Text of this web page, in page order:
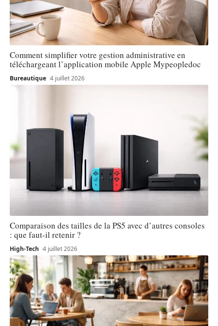
Comment simplifier votre gestion administrative en
téléchargeant l’application mobile Apple Mypeopledoc
Bureautique 4 juillet 2026
Comparaison des tailles de la PS5 avec d’autres consoles
: que faut-il retenir ?
High-Tech 4 juillet 2026